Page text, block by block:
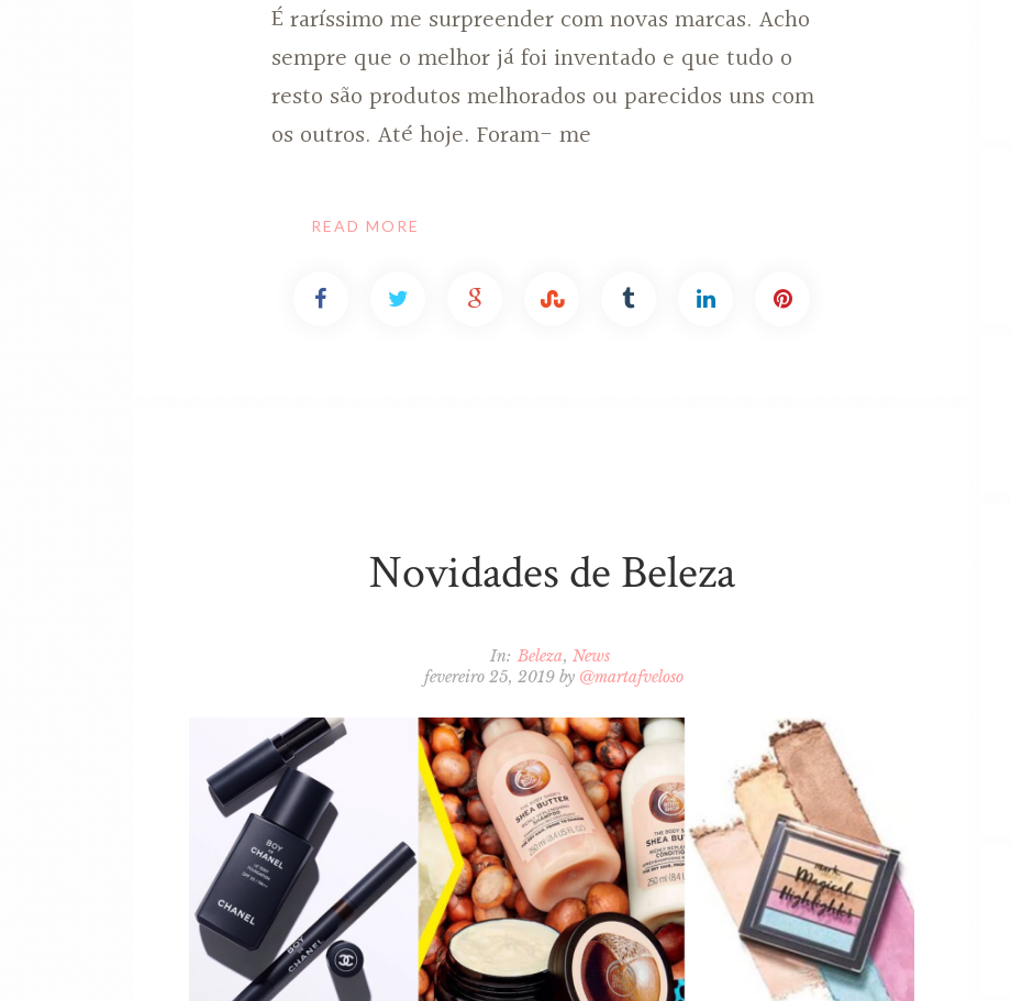
É raríssimo me surpreender com novas marcas. Acho
sempre que o melhor já foi inventado e que tudo o
resto são produtos melhorados ou parecidos uns com
os outros. Até hoje. Foram- me
READ MORE
Novidades de Beleza
In: Beleza
News
fevereiro 25, 2019 by @martafveloso